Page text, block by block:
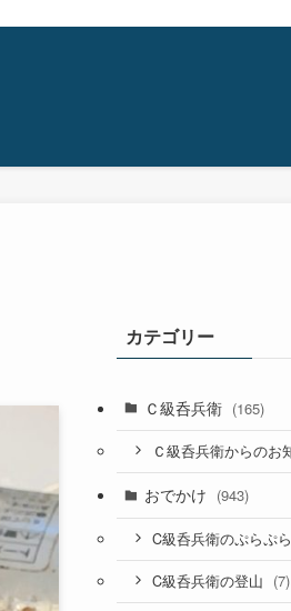
カテゴリー
Ｃ級呑兵衛 (165)
Ｃ級呑兵衛からのお
おでかけ (943)
C級呑兵衛のぷらぷ
C級呑兵衛の登山 (7)